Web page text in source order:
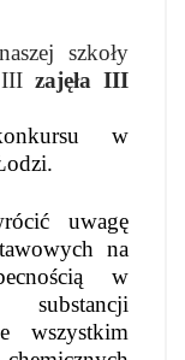
szkoły
zajęła III
w
uwagę
na
w
wszystkim